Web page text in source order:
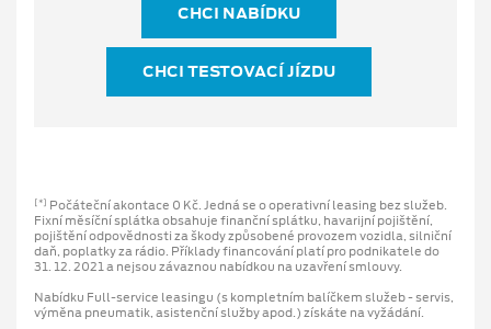
CHCI NABÍDKU
CHCI TESTOVACÍ JÍZDU
[*]
Počáteční akontace 0 Kč. Jedná se o operativní leasing bez služeb.
Fixní měsíční splátka obsahuje finanční splátku, havarijní pojištění,
pojištění odpovědnosti za škody způsobené provozem vozidla, silniční
daň, poplatky za rádio. Příklady financování platí pro podnikatele do
31. 12. 2021 a nejsou závaznou nabídkou na uzavření smlouvy.
Nabídku Full-service leasingu (s kompletním balíčkem služeb - servis,
výměna pneumatik, asistenční služby apod.) získáte na vyžádání.